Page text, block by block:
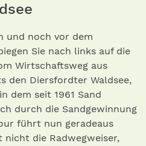
und noch vor dem
Sie nach links auf die
Wirtschaftsweg aus
den Diersfordter Waldsee,
dem seit 1961 Sand
durch die Sandgewinnung
führt nun geradeaus
die Radwegweiser,